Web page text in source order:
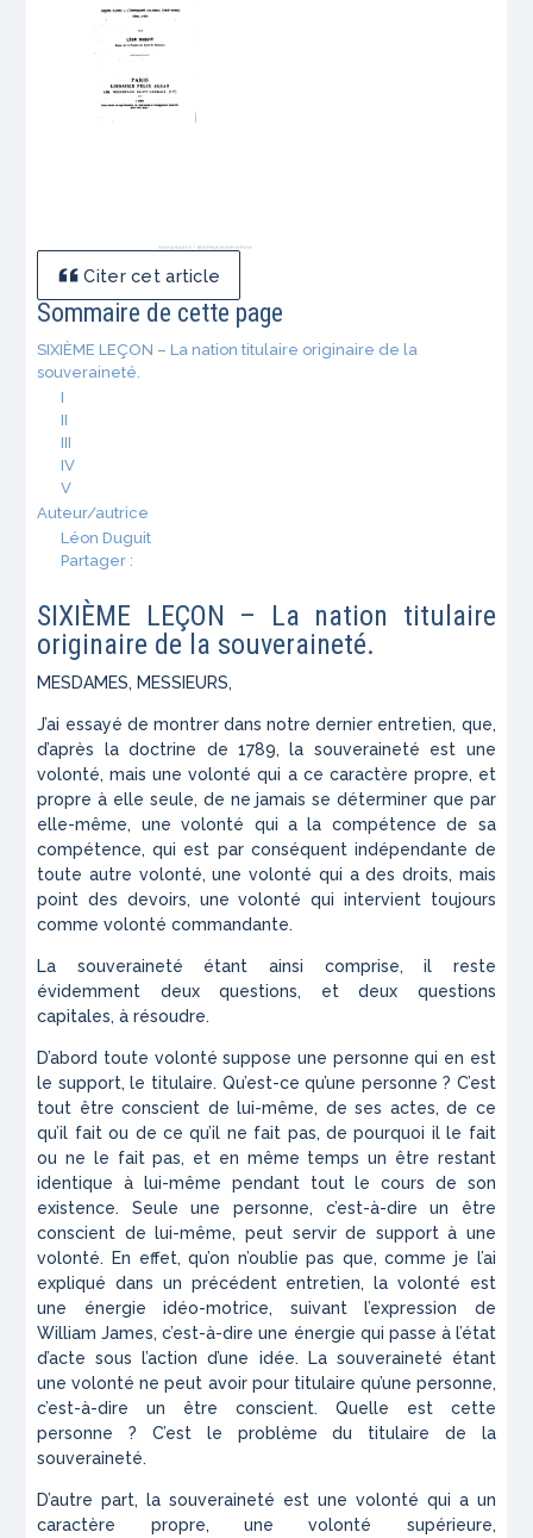
Citer cet article
Sommaire de cette page
SIXIÈME LEÇON – La nation titulaire originaire de la
souveraineté.
I
II
III
IV
V
Auteur/autrice
Léon Duguit
Partager :
SIXIÈME LEÇON – La nation titulaire
originaire de la souveraineté.
MESDAMES, MESSIEURS,
J’ai essayé de montrer dans notre dernier entretien, que,
d’après la doctrine de 1789, la souveraineté est une
volonté, mais une volonté qui a ce caractère propre, et
propre à elle seule, de ne jamais se déterminer que par
elle-même, une volonté qui a la compétence de sa
compétence, qui est par conséquent indépendante de
toute autre volonté, une volonté qui a des droits, mais
point des devoirs, une volonté qui intervient toujours
comme volonté commandante.
La souveraineté étant ainsi comprise, il reste
évidemment deux questions, et deux questions
capitales, à résoudre.
D’abord toute volonté suppose une personne qui en est
le support, le titulaire. Qu’est-ce qu’une personne ? C’est
tout être conscient de lui-même, de ses actes, de ce
qu’il fait ou de ce qu’il ne fait pas, de pourquoi il le fait
ou ne le fait pas, et en même temps un être restant
identique à lui-même pendant tout le cours de son
existence. Seule une personne, c’est-à-dire un être
conscient de lui-même, peut servir de support à une
volonté. En effet, qu’on n’oublie pas que, comme je l’ai
expliqué dans un précédent entretien, la volonté est
une énergie idéo-motrice, suivant l’expression de
William James, c’est-à-dire une énergie qui passe à l’état
d’acte sous l’action d’une idée. La souveraineté étant
une volonté ne peut avoir pour titulaire qu’une personne,
c’est-à-dire un être conscient. Quelle est cette
personne ? C’est le problème du titulaire de la
souveraineté.
D’autre part, la souveraineté est une volonté qui a un
caractère propre, une volonté supérieure,